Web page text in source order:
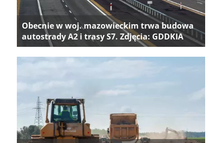
Obecnie w woj. mazowieckim trwa budowa
autostrady A2 i trasy S7. Zdjęcia: GDDKIA